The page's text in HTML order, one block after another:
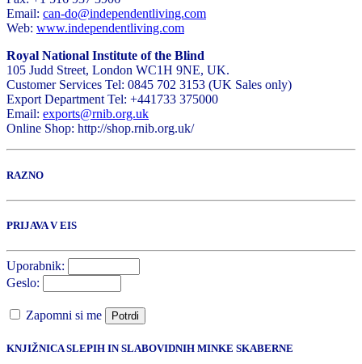
Email: can-do@independentliving.com
Web: www.independentliving.com
Royal National Institute of the Blind
105 Judd Street, London WC1H 9NE, UK.
Customer Services Tel: 0845 702 3153 (UK Sales only)
Export Department Tel: +441733 375000
Email: exports@rnib.org.uk
Online Shop: http://shop.rnib.org.uk/
RAZNO
PRIJAVA V EIS
Uporabnik:
Geslo:
Zapomni si me Potrdi
KNJIŽNICA SLEPIH IN SLABOVIDNIH MINKE SKABERNE